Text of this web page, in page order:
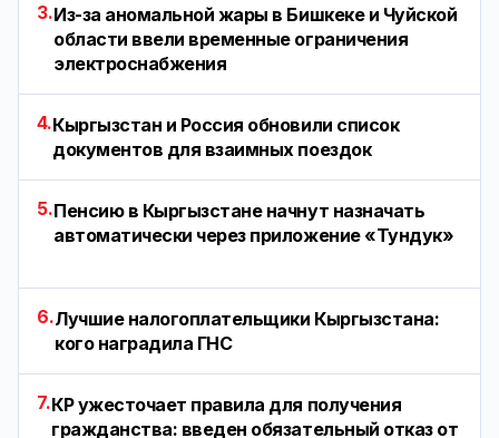
3.Из-за аномальной жары в Бишкеке и Чуйской
области ввели временные ограничения
электроснабжения
4.Кыргызстан и Россия обновили список
документов для взаимных поездок
5.Пенсию в Кыргызстане начнут назначать
автоматически через приложение «Тундук»
6.Лучшие налогоплательщики Кыргызстана:
кого наградила ГНС
7.КР ужесточает правила для получения
гражданства: введен обязательный отказ от